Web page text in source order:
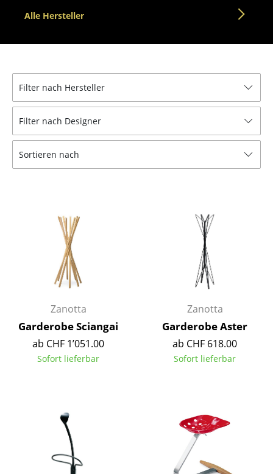
Couchtische
Konferenztische
Stehtische & Stehpulte
Kindertische
Gartentische
... alle Tische
Aufbewahren
Regale & Schränke
Bücherregale
Sideboards & Kommoden
Barmöbel
Garderoben
Alle Hersteller
Filter nach Hersteller
Filter nach Designer
Sortieren nach
Zanotta
Garderobe Sciangai
ab CHF 1’051.00
Sofort lieferbar
Zanotta
Garderobe Aster
ab CHF 618.00
Sofort lieferbar